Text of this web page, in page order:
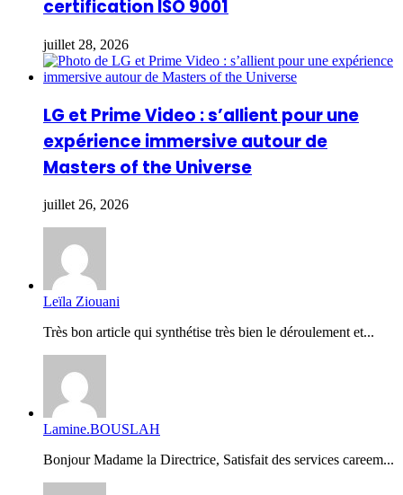
certification ISO 9001
juillet 28, 2026
LG et Prime Video : s’allient pour une
expérience immersive autour de
Masters of the Universe
juillet 26, 2026
Leïla Ziouani
Très bon article qui synthétise très bien le déroulement et...
Lamine.BOUSLAH
Bonjour Madame la Directrice, Satisfait des services careem...